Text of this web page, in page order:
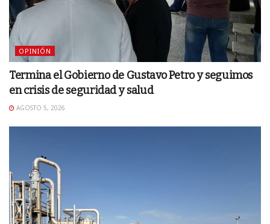
OPINIÓN
Termina el Gobierno de Gustavo Petro y seguimos
en crisis de seguridad y salud
AGOSTO 5, 2026